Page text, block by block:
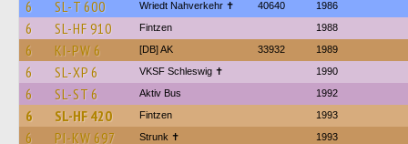
6 SL-T 600 Wriedt Nahverkehr ✝︎ 40640 1986
6 SL-HF 910 Fintzen 1988
6 KI-PW 6 [DB] AK 33932 1989
6 SL-XP 6 VKSF Schleswig ✝︎ 1990
6 SL-ST 6 Aktiv Bus 1992
6 SL-HF 420 Fintzen 1993
6 PI-KW 697 Strunk ✝ 1993